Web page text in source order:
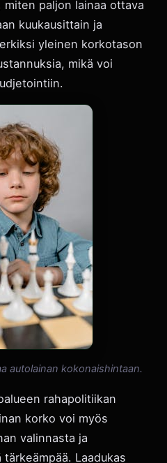
paljon lainaa ottava
kuukausittain ja
yleinen korkotason
mikä voi
autolainan kokonaishintaan.
rahapolitiikan
korko voi myös
valinnasta ja
Laadukas